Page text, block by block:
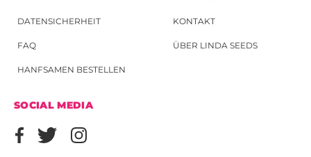
DATENSICHERHEIT
FAQ
HANFSAMEN BESTELLEN
KONTAKT
ÜBER LINDA SEEDS
SOCIAL MEDIA